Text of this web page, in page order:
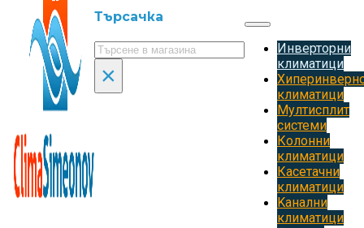
Търсачка
Търсене
×
Инверторни
климатици
климатици
Мултисплит
системи
Колонни
климатици
Касетачни
климатици
Kанални
климатици